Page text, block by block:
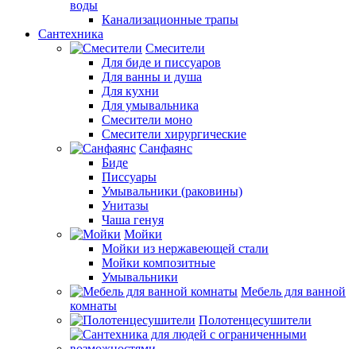
воды
Канализационные трапы
Сантехника
Смесители
Для биде и писсуаров
Для ванны и душа
Для кухни
Для умывальника
Смесители моно
Смесители хирургические
Санфаянс
Биде
Писсуары
Умывальники (раковины)
Унитазы
Чаша генуя
Мойки
Мойки из нержавеющей стали
Мойки композитные
Умывальники
Мебель для ванной
комнаты
Полотенцесушители